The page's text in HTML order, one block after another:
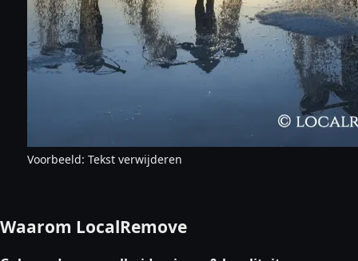
Voorbeeld: Tekst verwijderen
Waarom LocalRemove